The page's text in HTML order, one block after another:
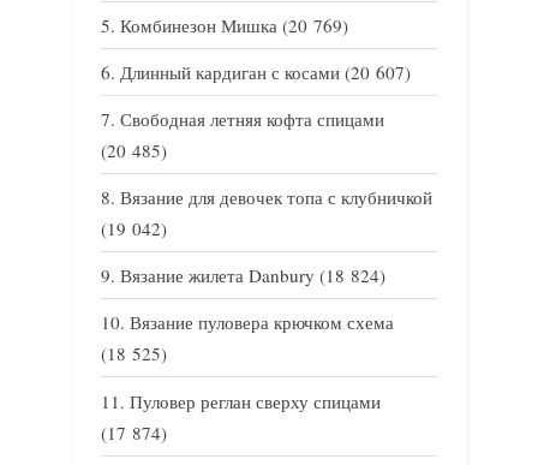
Комбинезон Мишка (20 769)
Длинный кардиган с косами (20 607)
Свободная летняя кофта спицами
(20 485)
Вязание для девочек топа с клубничкой
(19 042)
Вязание жилета Danbury (18 824)
Вязание пуловера крючком схема
(18 525)
Пуловер реглан сверху спицами
(17 874)